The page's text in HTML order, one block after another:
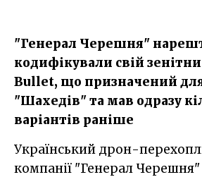
"Генерал Черешня"
кодифікували свій
Bullet, що призначений
"Шахедів" та мав одразу
варіантів раніше
Український дрон-перехоплювач Bullet від
компанії "Генерал